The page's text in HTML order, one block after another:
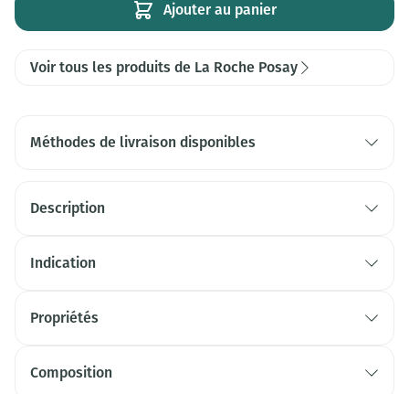
Ajouter au panier
Voir tous les produits de La Roche Posay
Méthodes de livraison disponibles
Description
Indication
Propriétés
Composition